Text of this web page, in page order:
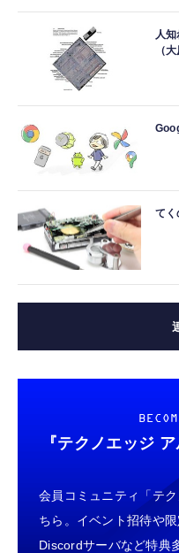
人
（
てく
『テクノエッジ ア
会員コミュニティ「テ
ちら。イベント招待や
Discordサーバなど特典